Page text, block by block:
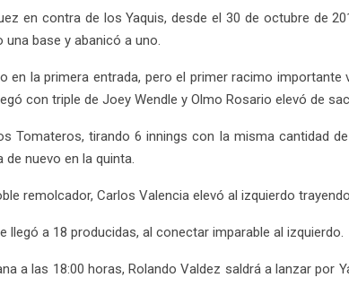
en contra de los Yaquis, desde el 30 de octubre de
base y abanicó a uno.
la primera entrada, pero el primer racimo
con triple de Joey Wendle y Olmo Rosario elevó de
Tomateros, tirando 6 innings con la misma cantidad
nuevo en la quinta.
remolcador, Carlos Valencia elevó al izquierdo
llegó a 18 producidas, al conectar imparable al izquierdo.
a las 18:00 horas, Rolando Valdez saldrá a lanzar por